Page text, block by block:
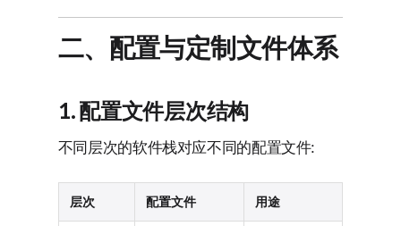
二、配置与定制文件体系
1. 配置文件层次结构
不同层次的软件栈对应不同的配置文件:
层次 配置文件 用途